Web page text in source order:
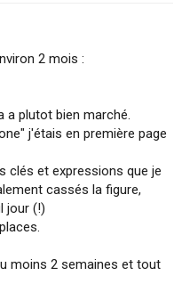
2 mois :
a plutot bien marché.
j'étais en première page
clés et expressions que je
cassés la figure,
jour (!)
moins 2 semaines et tout